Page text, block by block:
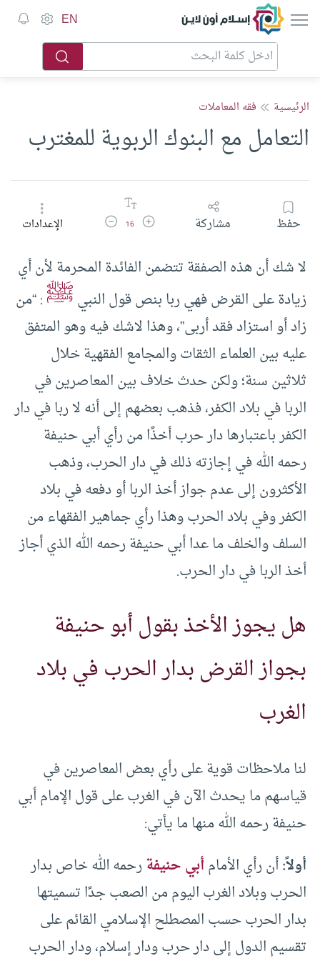
إسلام أون لاين EN
الرئيسية فقه المعاملات
التعامل مع البنوك الربوية للمغترب
حفظ مشاركة زيادة حجم الخط
16 تقليل حجم الخطالإعدادات
لا شك أن هذه الصفقة تتضمن الفائدة المحرمة لأن أي
زيادة على القرض فهي ربا بنص قول النبيﷺ: “من
زاد أو استزاد فقد أربى”، وهذا لاشك فيه وهو المتفق
عليه بين العلماء الثقات والمجامع الفقهية خلال
ثلاثين سنة؛ ولكن حدث خلاف بين المعاصرين في
الربا في بلاد الكفر، فذهب بعضهم إلى أنه لا ربا في دار
الكفر باعتبارها دار حرب أخذًا من رأي أبي حنيفة
رحمه الله في إجازته ذلك في دار الحرب، وذهب
الأكثرون إلى عدم جواز أخذ الربا أو دفعه في بلاد
الكفر وفي بلاد الحرب وهذا رأي جماهير الفقهاء من
السلف والخلف ما عدا أبي حنيفة رحمه الله الذي أجاز
أخذ الربا في دار الحرب.
هل يجوز الأخذ بقول أبو حنيفة
بجواز القرض بدار الحرب في بلاد
الغرب
لنا ملاحظات قوية على رأي بعض المعاصرين في
قياسهم ما يحدث الآن في الغرب على قول الإمام أبي
حنيفة رحمه الله منها ما يأتي:
أولاً:أن رأي الأمامأبي حنيفةرحمه الله خاص بدار
الحرب وبلاد الغرب اليوم من الصعب جدًا تسميتها
بدار الحرب حسب المصطلح الإسلامي القائم على
تقسيم الدول إلى دار حرب ودار إسلام، ودار الحرب